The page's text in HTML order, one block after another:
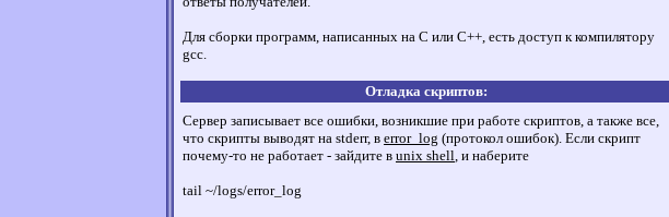
Для сборки программ, написанных на C или C++, есть доступ к компилятору
gcc.
Отладка скриптов:
Сервер записывает все ошибки, возникшие при работе скриптов, а также все,
что скрипты выводят на stderr, в error_log (протокол ошибок). Если скрипт
почему-то не работает - зайдите в unix shell, и наберите
tail ~/logs/error_log